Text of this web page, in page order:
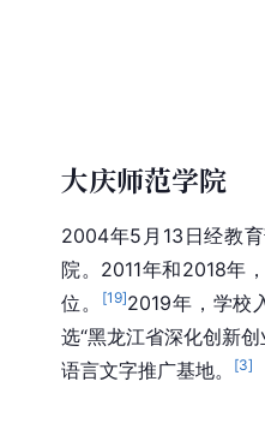
大庆师范学院
2004年5月13日经教
院。2011年和2018年
位。
[19]2019年，学校
选“黑龙江省深化创新
语言文字推广基地。
[3]